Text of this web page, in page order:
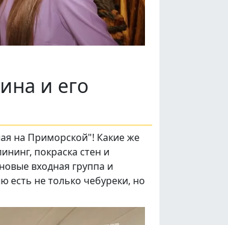
и его
на Приморской"! Какие же
покраска стен и
входная группа и
есть не только чебуреки, но